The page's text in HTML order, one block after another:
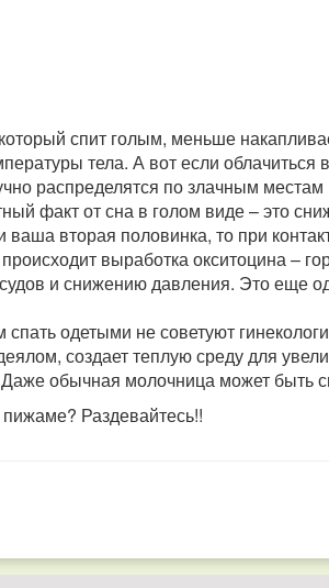
спит голым, меньше
тела. А вот если облачиться
распределятся по злачным местам
факт от сна в голом виде – это
вторая половинка, то при
происходит выработка окситоцина –
и снижению давления. Это еще
одетыми не советуют
создает теплую среду для
обычная молочница может быть
Раздевайтесь!!